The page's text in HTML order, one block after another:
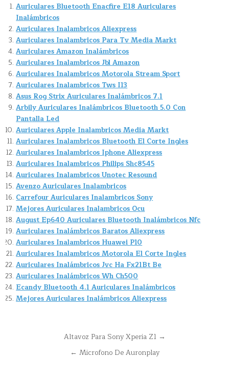
Auriculares Bluetooth Enacfire E18 Auriculares
Inalámbricos
Auriculares Inalambricos Aliexpress
Auriculares Inalambricos Para Tv Media Markt
Auriculares Amazon Inalámbricos
Auriculares Inalambricos Jbl Amazon
Auriculares Inalambricos Motorola Stream Sport
Auriculares Inalambricos Tws I13
Asus Rog Strix Auriculares Inalámbricos 7.1
Arbily Auriculares Inalámbricos Bluetooth 5.0 Con
Pantalla Led
Auriculares Apple Inalambricos Media Markt
Auriculares Inalambricos Bluetooth El Corte Ingles
Auriculares Inalambricos Iphone Aliexpress
Auriculares Inalambricos Philips Shc8545
Auriculares Inalambricos Unotec Resound
Avenzo Auriculares Inalambricos
Carrefour Auriculares Inalambricos Sony
Mejores Auriculares Inalambricos Ocu
August Ep640 Auriculares Bluetooth Inalámbricos Nfc
Auriculares Inalámbricos Baratos Aliexpress
Auriculares Inalambricos Huawei P10
Auriculares Inalambricos Motorola El Corte Ingles
Auriculares Inalámbricos Jvc Ha Fx21Bt Be
Auriculares Inalámbricos Wh Ch500
Ecandy Bluetooth 4.1 Auriculares Inalámbricos
Mejores Auriculares Inalámbricos Aliexpress
NavegaciónAltavoz Para Sony Xperia Z1 →
← Microfono De Auronplay